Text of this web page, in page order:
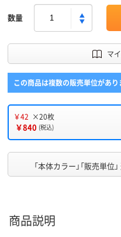
数量
マ
この商品は複数の販売単位があり
￥42 ×20枚
￥840 (税込)
「本体カラー」「販売単位
商品説明